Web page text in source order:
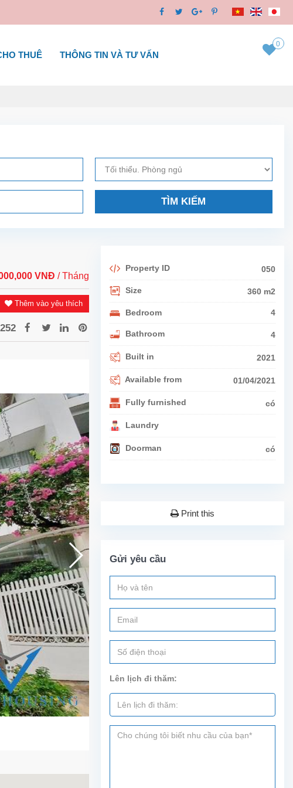
THUÊ THÔNG TIN VÀ TƯ VẤN
0
TÌM KIẾM
VNĐ / Tháng
Thêm vào yêu thích
Property ID 050
Size 360 m2
Bedroom 4
Bathroom 4
Built in 2021
Available from 01/04/2021
Fully furnished có
Laundry
Doorman có
Print this
Gửi yêu cầu
Lên lịch đi thăm: